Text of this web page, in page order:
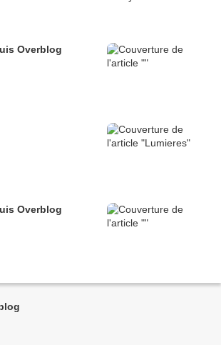
Article publié depuis Overblog
Article publié depuis Overblog